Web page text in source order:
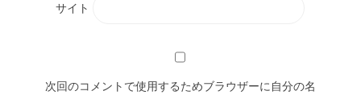
サイト
次回のコメントで使用するためブラウザーに自分の名